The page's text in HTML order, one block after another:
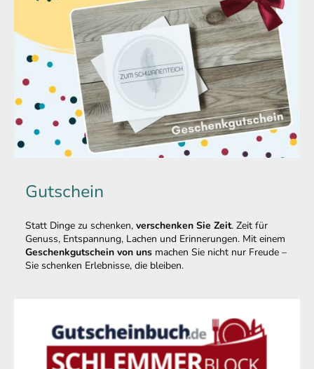
Gutschein
Statt Dinge zu schenken, verschenken Sie Zeit. Zeit für
Genuss, Entspannung, Lachen und Erinnerungen. Mit einem
Geschenkgutschein von uns machen Sie nicht nur Freude –
Sie schenken Erlebnisse, die bleiben.